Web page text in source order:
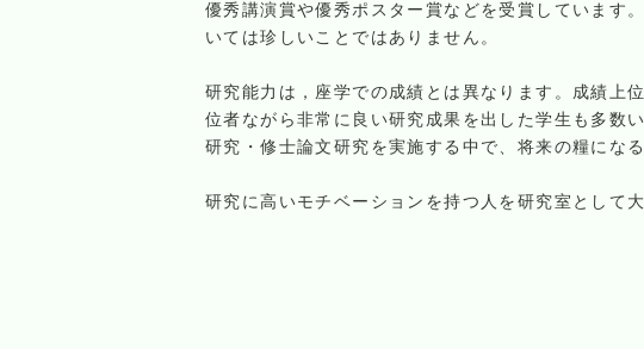
優秀講演賞や優秀ポスター賞などを受賞しています
いては珍しいことではありません。
研究能力は，座学での成績とは異なります。成績上
位者ながら非常に良い研究成果を出した学生も多数
研究・修士論文研究を実施する中で、将来の糧にな
研究に高いモチベーションを持つ人を研究室として